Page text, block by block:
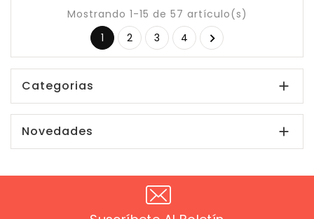
Mostrando 1-15 de 57 artículo(s)
1
2 3 4 
Categorias 
Novedades 